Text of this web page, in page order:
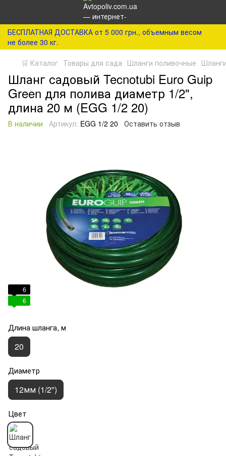
БЕСПЛАТНАЯ ДОСТАВКА от 5 000 грн., объемным весом
не более 30 кг.
🛒 Каталог Товары для сада Шланги поливочные
Шланг садовый Tecnotubi Euro Guip
Green для полива диаметр 1/2",
длина 20 м (EGG 1/2 20)
В наличии Артикул: EGG 1/2 20 Оставить отзыв
6
6
Длина шланга, м
20
Диаметр
12мм (1/2")
Цвет